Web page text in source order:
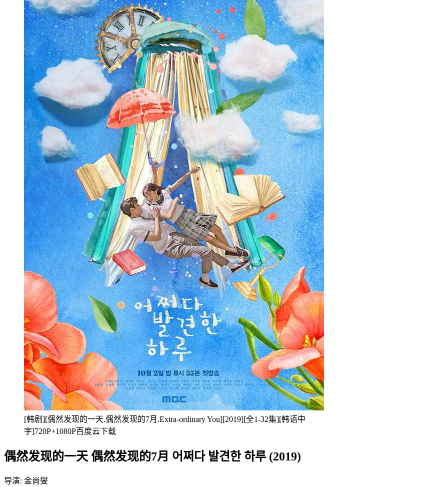
[韩剧][偶然发现的一天.偶然发现的7月.Extra-ordinary You][2019][全1-32集][韩语中
字]720P+1080P百度云下载
偶然发现的一天 偶然发现的7月 어쩌다 발견한 하루 (2019)
导演: 金尚燮